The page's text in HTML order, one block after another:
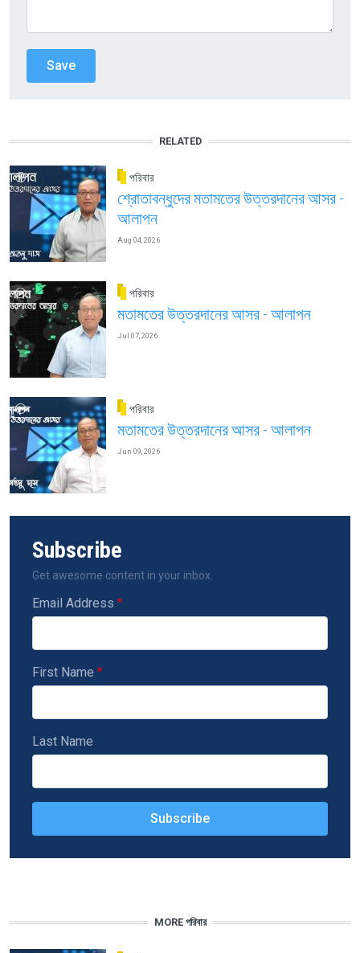
RELATED
পরিবার
শ্রোতাবন্ধুদের মতামতের উত্তরদানের আসর -
আলাপন
Aug 04, 2026
পরিবার
মতামতের উত্তরদানের আসর - আলাপন
Jul 07, 2026
পরিবার
মতামতের উত্তরদানের আসর - আলাপন
Jun 09, 2026
Subscribe
Get awesome content in your inbox.
Email Address
First Name
Last Name
MORE পরিবার